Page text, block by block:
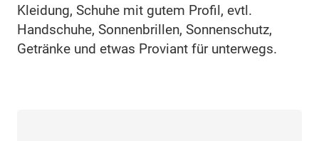
Kleidung, Schuhe mit gutem Profil, evtl.
Handschuhe, Sonnenbrillen, Sonnenschutz,
Getränke und etwas Proviant für unterwegs.